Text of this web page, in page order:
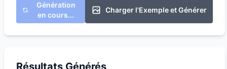
Génération
en cours...
Charger l'Exemple et Générer
Résultats Générés